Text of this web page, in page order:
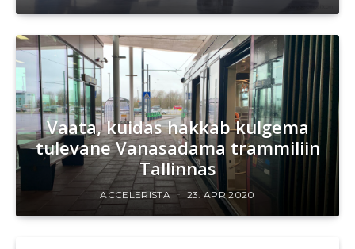
Vaata, kuidas hakkab kulgema
tulevane Vanasadama trammiliin
Tallinnas
ACCELERISTA 23. APR 2020